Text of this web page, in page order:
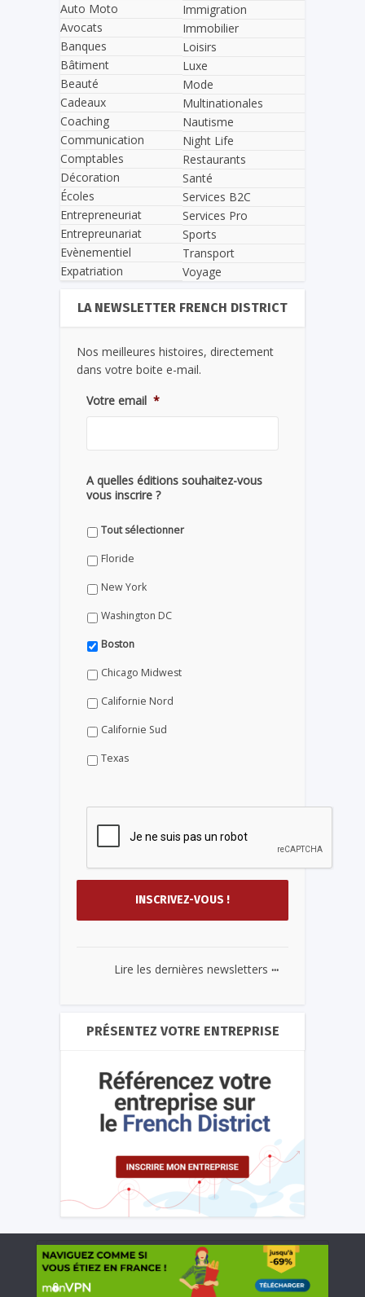
Auto Moto
Avocats
Banques
Bâtiment
Beauté
Cadeaux
Coaching
Communication
Comptables
Décoration
Écoles
Entrepreneuriat
Entrepreunariat
Evènementiel
Expatriation
Immigration
Immobilier
Loisirs
Luxe
Mode
Multinationales
Nautisme
Night Life
Restaurants
Santé
Services B2C
Services Pro
Sports
Transport
Voyage
LA NEWSLETTER FRENCH DISTRICT
Nos meilleures histoires, directement
dans votre boite e-mail.
Votre email *
A quelles éditions souhaitez-vous
vous inscrire ?
Tout sélectionner
Floride
New York
Washington DC
Boston
Chicago Midwest
Californie Nord
Californie Sud
Texas
Lire les dernières newsletters ...
PRÉSENTEZ VOTRE ENTREPRISE